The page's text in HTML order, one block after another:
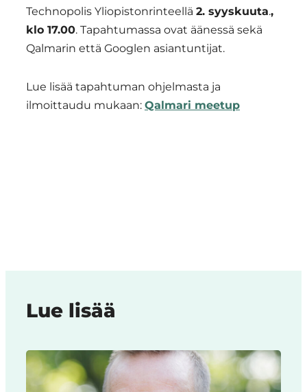
Technopolis Yliopistonrinteellä 2. syyskuuta.,
klo 17.00. Tapahtumassa ovat äänessä sekä
Qalmarin että Googlen asiantuntijat.
Lue lisää tapahtuman ohjelmasta ja
ilmoittaudu mukaan: Qalmari meetup
Lue lisää